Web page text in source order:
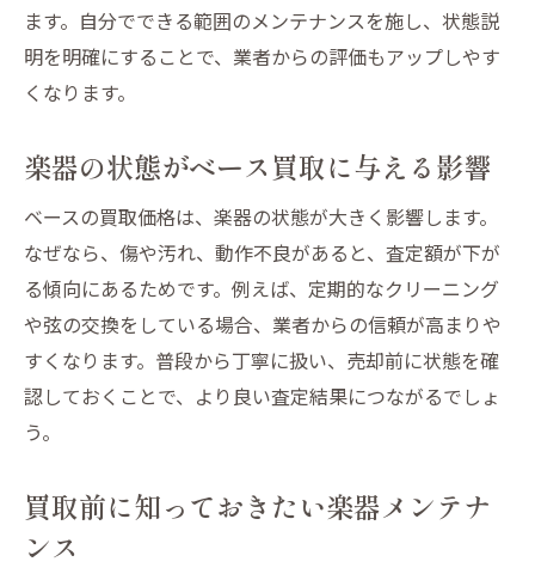
ベース買取で高価査定を実現するコツ
ギターやトランペットの価値を引き出す方
法
買取査定でベースの魅力を伝えるポイント
ギターやベースを高く売るための準備
トランペットも価値を高めて売却する方法
ギターやトランペットも納得の査定へ導く
ギターやトランペットの買取相場を知る重
要性
ベースと楽器全体の査定基準を理解する
ギターやベース査定で差をつけるポイント
ます。自分でできる範囲のメンテナンスを施し、状態説
明を明確にすることで、業者からの評価もアップしやす
くなります。
楽器の状態がベース買取に与える影響
ベースの買取価格は、楽器の状態が大きく影響します。
なぜなら、傷や汚れ、動作不良があると、査定額が下が
る傾向にあるためです。例えば、定期的なクリーニング
や弦の交換をしている場合、業者からの信頼が高まりや
すくなります。普段から丁寧に扱い、売却前に状態を確
認しておくことで、より良い査定結果につながるでしょ
う。
買取前に知っておきたい楽器メンテナ
ンス